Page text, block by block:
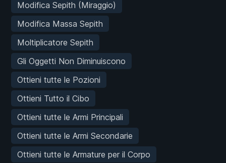
Modifica Sepith (Miraggio)
Modifica Massa Sepith
Moltiplicatore Sepith
Gli Oggetti Non Diminuiscono
Ottieni tutte le Pozioni
Ottieni Tutto il Cibo
Ottieni tutte le Armi Principali
Ottieni tutte le Armi Secondarie
Ottieni tutte le Armature per il Corpo